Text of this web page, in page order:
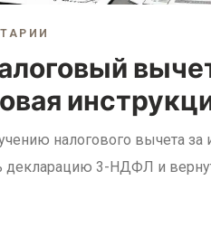
налогового вычета
декларацию 3-НДФЛ и